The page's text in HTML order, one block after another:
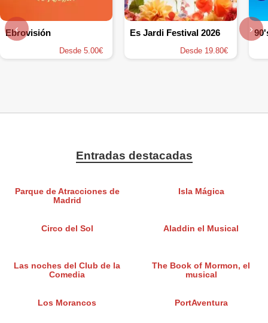
Ebrovisión
Desde 5.00€
Es Jardi Festival 2026
Desde 19.80€
‹ ›
Entradas destacadas
Parque de Atracciones de
Madrid
Isla Mágica
Circo del Sol Aladdin el Musical
Las noches del Club de la
Comedia
The Book of Mormon, el
musical
Los Morancos PortAventura